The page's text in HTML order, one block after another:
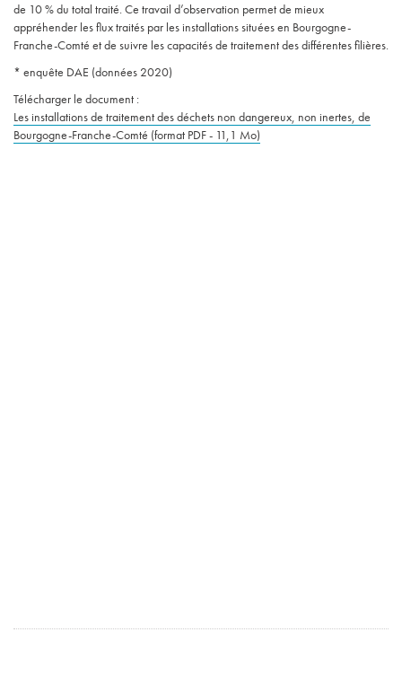
de 10 % du total traité. Ce travail d’observation permet de mieux
appréhender les flux traités par les installations situées en Bourgogne-
Franche-Comté et de suivre les capacités de traitement des différentes filières.
* enquête DAE (données 2020)
Télécharger le document :
Les installations de traitement des déchets non dangereux, non inertes, de
Bourgogne-Franche-Comté (format PDF - 11,1 Mo)